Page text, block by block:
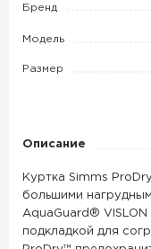
Admiral
Blue
Бренд
Модель
Размер
Описание
Куртка Simms
большими
AquaGuard®
подкладкой для